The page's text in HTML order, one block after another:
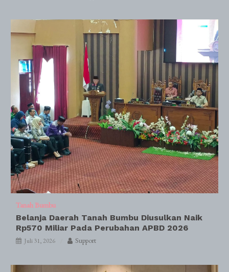
Tanah Bumbu
Belanja Daerah Tanah Bumbu Diusulkan Naik
Rp570 Miliar Pada Perubahan APBD 2026
Juli 31, 2026 Support